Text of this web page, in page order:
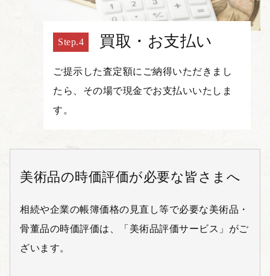
買取・お支払い
ご提示した査定額にご納得いただきまし
たら、その場で現金でお支払いいたしま
す。
美術品の時価評価が必要な皆さまへ
相続や企業の帳簿価格の見直し等で必要な美術品・
骨董品の時価評価は、「美術品評価サービス」がご
ざいます。